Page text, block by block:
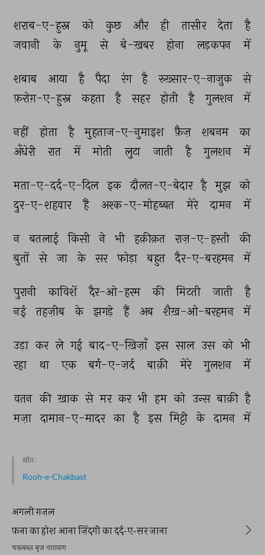
शराब-ए-हुस्न को कुछ और ही तासीर देता
है
जवानी
के नुमू से बे-ख़बर होना लड़कपन में
शबाब आया है पैदा रंग है रुख़्सार-ए-नाज़ुक
से
फ़रोग़-ए-हुस्न
कहता है सहर होती है गुलशन में
नहीं होता है मुहताज-ए-नुमाइश फ़ैज़ शबनम
का
अँधेरी
रात में मोती लुटा जाती है गुलशन में
मता-ए-दर्द-ए-दिल इक दौलत-ए-बेदार है मुझ को
दुर-ए-शहवार
हैं अश्क-ए-मोहब्बत मेरे दामन में
न बतलाई किसी ने भी हक़ीक़त राज़-ए-हस्ती
की
बुतों
से जा के सर फोड़ा बहुत दैर-ए-बरहमन में
पुरानी काविशें दैर-ओ-हरम की मिटती जाती
है
नई
तहज़ीब के झगड़े हैं अब शैख़-ओ-बरहमन में
उड़ा कर ले गई बाद-ए-ख़िज़ाँ इस साल उस को भी
रहा
था एक बर्ग-ए-ज़र्द बाक़ी मेरे गुलशन में
वतन की ख़ाक से मर कर भी हम को उन्स बाक़ी है
मज़ा दामान-ए-मादर का है इस मिट्टी के दामन में
स्रोत :
Rooh-e-Chakbast
अगली ग़ज़ल
फ़ना का होश आना ज़िंदगी का दर्द-ए-सर जाना
चकबस्त बृज नारायण